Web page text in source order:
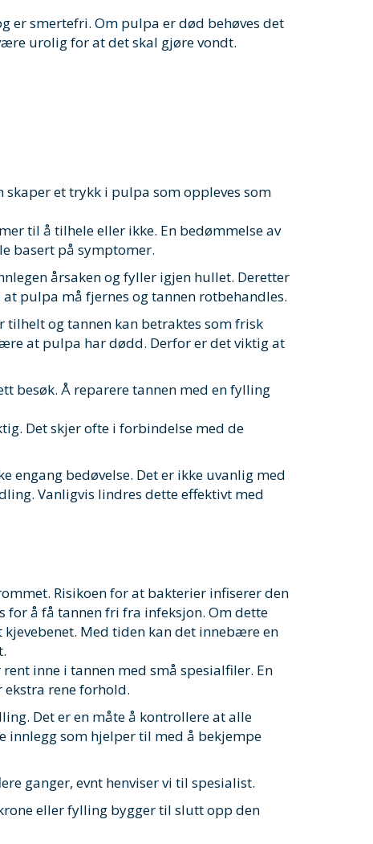
er smertefri. Om pulpa er død behøves det
urolig for at det skal gjøre vondt.
et trykk i pulpa som oppleves som
til å tilhele eller ikke. En bedømmelse av
basert på symptomer.
årsaken og fyller igjen hullet. Deretter
pulpa må fjernes og tannen rotbehandles.
og tannen kan betraktes som frisk
at pulpa har dødd. Derfor er det viktig at
besøk. Å reparere tannen med en fylling
Det skjer ofte i forbindelse med de
engang bedøvelse. Det er ikke uvanlig med
Vanligvis lindres dette effektivt med
Risikoen for at bakterier infiserer den
å få tannen fri fra infeksjon. Om dette
Med tiden kan det innebære en
inne i tannen med små spesialfiler. En
rene forhold.
Det er en måte å kontrollere at alle
innlegg som hjelper til med å bekjempe
ganger, evnt henviser vi til spesialist.
eller fylling bygger til slutt opp den